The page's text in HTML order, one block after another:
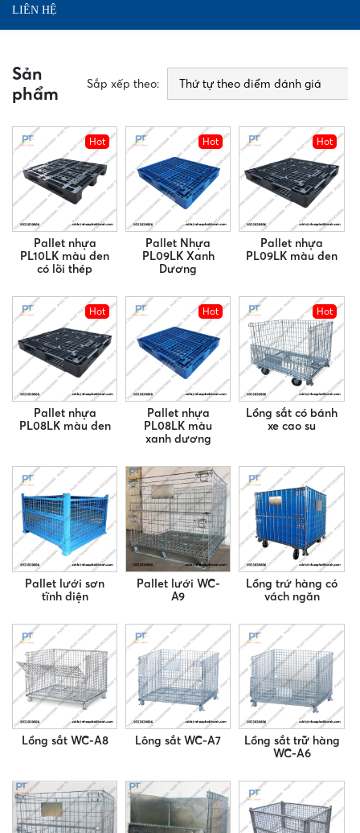
LIÊN HỆ
Sản
phẩm
Sắp xếp theo:
Hot
Pallet nhựa
PL10LK màu đen
có lõi thép
Hot
Pallet Nhựa
PL09LK Xanh
Dương
Hot
Pallet nhựa
PL09LK màu đen
Hot
Pallet nhựa
PL08LK màu đen
Hot
Pallet nhựa
PL08LK màu
xanh dương
Hot
Lồng sắt có bánh
xe cao su
Pallet lưới sơn
tĩnh điện
Pallet lưới WC-
A9
Lồng trứ hàng có
vách ngăn
Lồng sắt WC-A8 Lông sắt WC-A7
Lồng sắt trữ hàng
WC-A6